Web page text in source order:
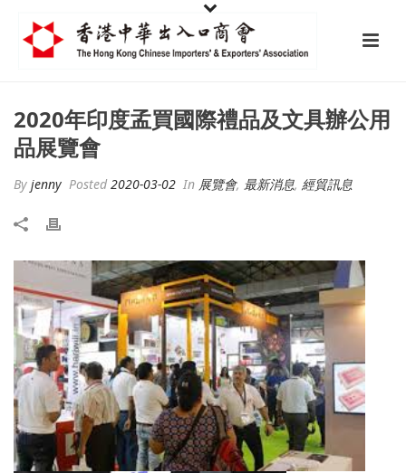
2020年印度孟買國際禮品及文具辦公用
品展覽會
By jenny Posted2020-03-02 In 展覽會, 最新消息, 經貿訊息